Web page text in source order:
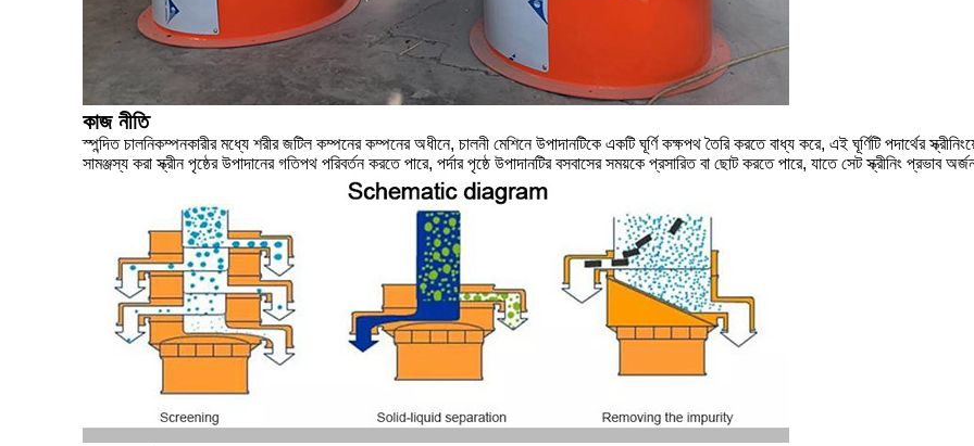
কাজ নীতি
স্পন্দিত চালনিকম্পনকারীর মধ্যে শরীর জটিল কম্পনের কম্পনের অধীনে, চালনী মেশিনে উপাদানটিকে একটি ঘূর্ণি কক্ষপথ তৈরি করতে বাধ্য করে, এই ঘূর্ণিটি পদার্থের
সামঞ্জস্য করা স্ক্রীন পৃষ্ঠের উপাদানের গতিপথ পরিবর্তন করতে পারে, পর্দার পৃষ্ঠে উপাদানটির বসবাসের সময়কে প্রসারিত বা ছোট করতে পারে, যাতে সেট স্ক্রীনিং প্রভাব